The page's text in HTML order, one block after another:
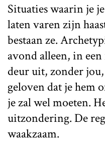
Situaties waarin je
laten varen zijn
bestaan ze.
avond alleen, in
deur uit, zonder
geloven dat je hem
je zal wel moeten.
uitzondering. De
waakzaam.